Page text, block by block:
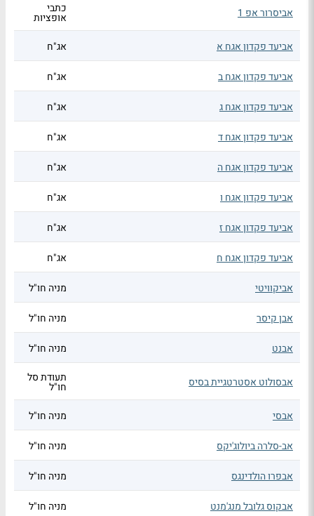
אביסרור אפ 1 כתבי
אופציות
אביעד פקדון אגח א
אג"ח
אביעד פקדון אגח ב אג"ח
אביעד פקדון אגח ג אג"ח
אביעד פקדון אגח ד אג"ח
אביעד פקדון אגח ה אג"ח
אביעד פקדון אגח ו אג"ח
אביעד פקדון אגח ז אג"ח
אביעד פקדון אגח ח אג"ח
אביקוויטי מניה חו"ל
אבן קיסר מניה חו"ל
אבנט מניה חו"ל
אבסולוט אסטרטגיית בסיס תעודת סל
חו"ל
אבסי
מניה חו"ל
אב-סלרה ביולוג'יקס מניה חו"ל
אבפרו הולדינגס מניה חו"ל
אבקוס גלובל מנג'מנט מניה חו"ל